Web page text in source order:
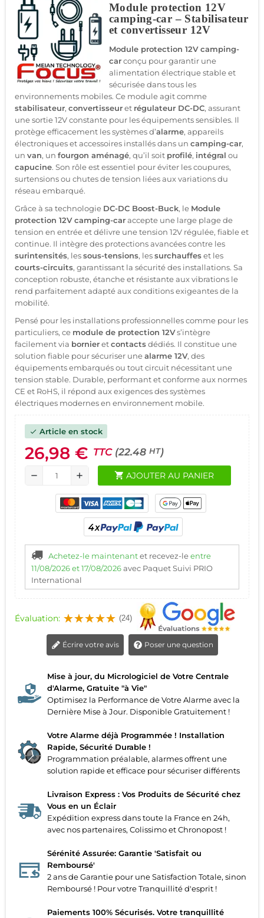
Module protection 12V
camping-car – Stabilisateur
et convertisseur 12V
Module protection 12V camping-
carconçu pour garantir une
alimentation électrique stable et
sécurisée dans tous les
environnements mobiles. Ce module agit comme
stabilisateur, convertisseuret régulateur DC-DC, assurant
une sortie 12V constante pour les équipements sensibles. Il
protège efficacement les systèmes d’alarme, appareils
électroniques et accessoires installés dans un camping-car,
un van, un fourgon aménagé, qu’il soit profilé, intégral ou
capucine. Son rôle est essentiel pour éviter les coupures,
surtensions ou chutes de tension liées aux variations du
réseau embarqué.
Grâce à sa technologie DC-DC Boost-Buck, le Module
protection 12V camping-caraccepte une large plage de
tension en entrée et délivre une tension 12V régulée, fiable et
continue. Il intègre des protections avancées contre les
surintensités, lessous-tensions, lessurchauffeset les
courts-circuits, garantissant la sécurité des installations. Sa
conception robuste, étanche et résistante aux vibrations le
rend parfaitement adapté aux conditions exigeantes de la
mobilité.
Pensé pour les installations professionnelles comme pour les
particuliers, ce module de protection 12Vs’intègre
facilement via bornieretcontactsdédiés. Il constitue une
solution fiable pour sécuriser unealarme 12V, des
équipements embarqués ou tout circuit nécessitant une
tension stable. Durable, performant et conforme aux normes
CE et RoHS, il répond aux exigences des systèmes
électriques modernes en environnement mobile.
check Article en stock
26,98 € TTC (22.48 HT)
remove add shopping_cart AJOUTER AU PANIER
Achetez-le maintenantet recevez-leentre
11/08/2026 et 17/08/2026avec Paquet Suivi PRIO
International
Évaluation: (24)
Écrire votre avis Poser une question
Mise à jour, du Micrologiciel de Votre Centrale
d'Alarme, Gratuite "à Vie"
Optimisez la Performance de Votre Alarme avec la
Dernière Mise à Jour. Disponible Gratuitement !
Votre Alarme déjà Programmée ! Installation
Rapide, Sécurité Durable !
Programmation préalable, alarmes offrent une
solution rapide et efficace pour sécuriser différents
Livraison Express : Vos Produits de Sécurité chez
Vous en un Éclair
Expédition express dans toute la France en 24h,
avec nos partenaires, Colissimo et Chronopost !
Sérénité Assurée: Garantie 'Satisfait ou
Remboursé'
2 ans de Garantie pour une Satisfaction Totale, sinon
Remboursé ! Pour votre Tranquillité d'esprit !
Paiements 100% Sécurisés. Votre tranquillité